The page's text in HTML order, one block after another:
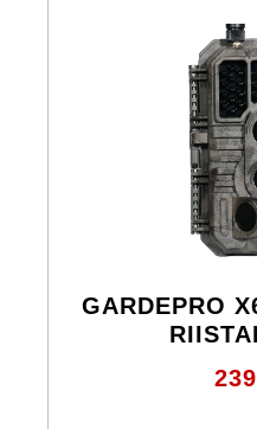
GARDEPRO